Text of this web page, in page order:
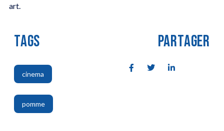
art.
TAGS
cinema
,
pomme
PARTAGER